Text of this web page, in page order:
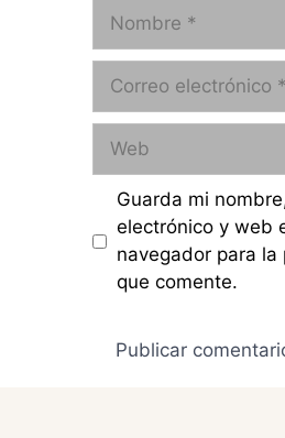
Nombre
Correo
Guarda mi
electrónico y web
navegador para la
que comente.